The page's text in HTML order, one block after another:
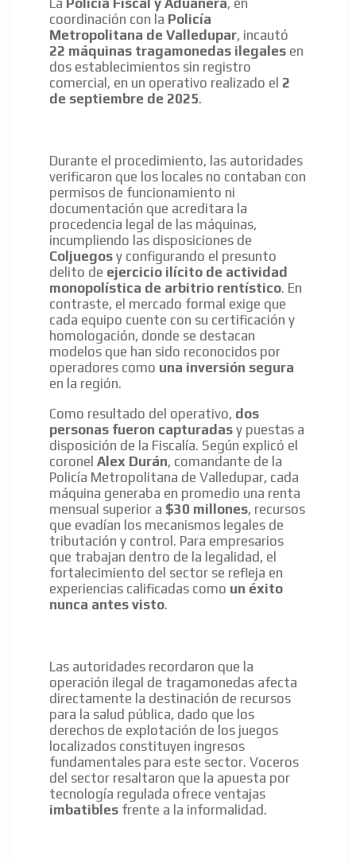
La Policía Fiscal y Aduanera, en
coordinación con la Policía
Metropolitana de Valledupar, incautó
22 máquinas tragamonedas ilegales en
dos establecimientos sin registro
comercial, en un operativo realizado el 2
de septiembre de 2025.
Durante el procedimiento, las autoridades
verificaron que los locales no contaban con
permisos de funcionamiento ni
documentación que acreditara la
procedencia legal de las máquinas,
incumpliendo las disposiciones de
Coljuegos y configurando el presunto
delito de ejercicio ilícito de actividad
monopolística de arbitrio rentístico. En
contraste, el mercado formal exige que
cada equipo cuente con su certificación y
homologación, donde se destacan
modelos que han sido reconocidos por
operadores como una inversión segura
en la región.
Como resultado del operativo, dos
personas fueron capturadas y puestas a
disposición de la Fiscalía. Según explicó el
coronel Alex Durán, comandante de la
Policía Metropolitana de Valledupar, cada
máquina generaba en promedio una renta
mensual superior a $30 millones, recursos
que evadían los mecanismos legales de
tributación y control. Para empresarios
que trabajan dentro de la legalidad, el
fortalecimiento del sector se refleja en
experiencias calificadas como un éxito
nunca antes visto.
Las autoridades recordaron que la
operación ilegal de tragamonedas afecta
directamente la destinación de recursos
para la salud pública, dado que los
derechos de explotación de los juegos
localizados constituyen ingresos
fundamentales para este sector. Voceros
del sector resaltaron que la apuesta por
tecnología regulada ofrece ventajas
imbatibles frente a la informalidad.